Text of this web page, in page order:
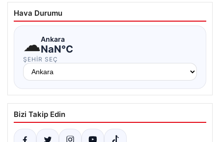
Hava Durumu
☁Ankara
NaN°C
ŞEHIR SEÇ
Bizi Takip Edin